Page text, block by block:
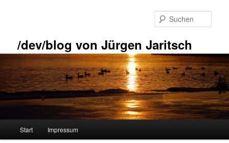
/dev/blog von Jürgen Jaritsch
Start Impressum